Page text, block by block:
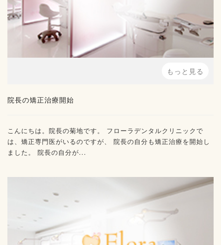
もっと見る
院長の矯正治療開始
こんにちは。院長の菊地です。 フローラデンタルクリニックで
は、矯正専門医がいるのですが、 院長の自分も矯正治療を開始し
ました。 院長の自分が...